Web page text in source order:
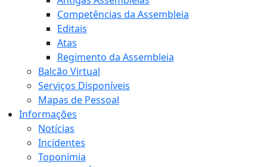
Competências da Assembleia
Editais
Atas
Regimento da Assembleia
Balcão Virtual
Serviços Disponíveis
Mapas de Pessoal
Informações
Notícias
Incidentes
Toponímia